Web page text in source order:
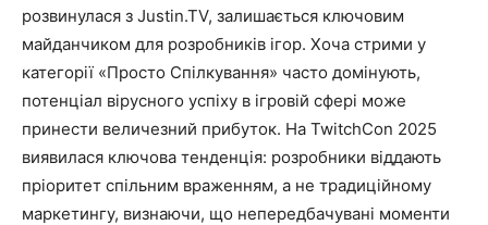
розвинулася з Justin.TV, залишається ключовим
майданчиком для розробників ігор. Хоча стрими у
категорії «Просто Спілкування» часто домінують,
потенціал вірусного успіху в ігровій сфері може
принести величезний прибуток. На TwitchCon 2025
виявилася ключова тенденція: розробники віддають
пріоритет спільним враженням, а не традиційному
маркетингу, визнаючи, що непередбачувані моменти